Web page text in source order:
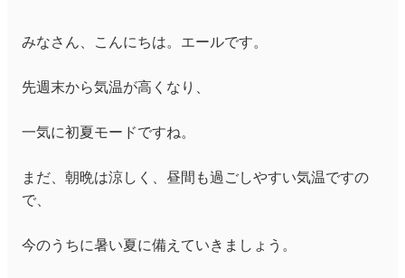
みなさん、こんにちは。エールです。
先週末から気温が高くなり、
一気に初夏モードですね。
まだ、朝晩は涼しく、昼間も過ごしやすい気温ですの
で、
今のうちに暑い夏に備えていきましょう。